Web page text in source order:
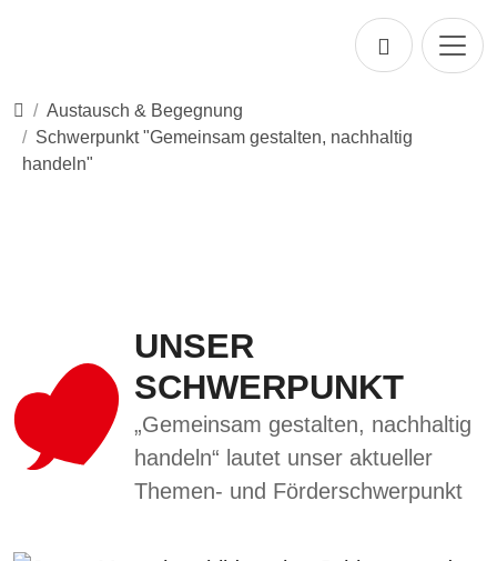
Startseite
Austausch & Begegnung
Schwerpunkt "Gemeinsam gestalten, nachhaltig
handeln"
UNSER
SCHWERPUNKT
„Gemeinsam gestalten, nachhaltig
handeln“ lautet unser aktueller
Themen- und Förderschwerpunkt